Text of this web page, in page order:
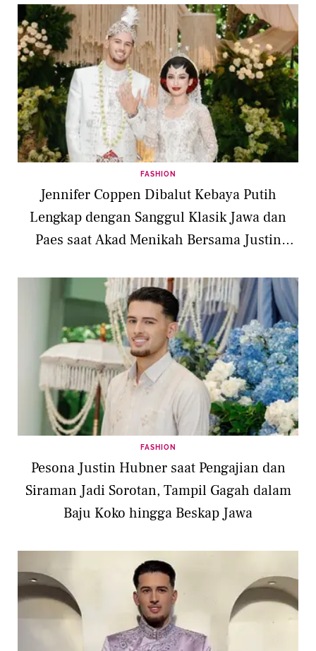
FASHION
Jennifer Coppen Dibalut Kebaya Putih
Lengkap dengan Sanggul Klasik Jawa dan
Paes saat Akad Menikah Bersama Justin
FASHION
Pesona Justin Hubner saat Pengajian dan
Siraman Jadi Sorotan, Tampil Gagah dalam
Baju Koko hingga Beskap Jawa